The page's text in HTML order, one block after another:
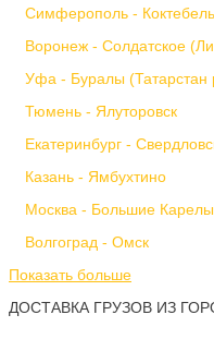
Симферополь - Коктебель
Воронеж - Солдатское
Уфа - Буралы (Татарстан
Тюмень - Ялуторовск
Екатеринбург -
Казань - Ямбухтино
Москва - Большие
Волгоград - Омск
Показать больше
ДОСТАВКА ГРУЗОВ ИЗ